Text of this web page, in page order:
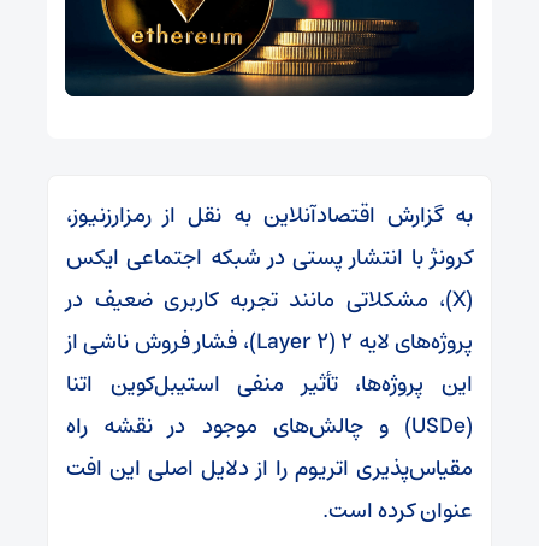
به گزارش اقتصادآنلاین به نقل از رمزارزنیوز،
کرونژ با انتشار پستی در شبکه اجتماعی ایکس
(X)، مشکلاتی مانند تجربه کاربری ضعیف در
پروژه‌های لایه ۲ (Layer 2)، فشار فروش ناشی از
این پروژه‌ها، تأثیر منفی استیبل‌کوین اتنا
(USDe) و چالش‌های موجود در نقشه راه
مقیاس‌پذیری اتریوم را از دلایل اصلی این افت
عنوان کرده است.